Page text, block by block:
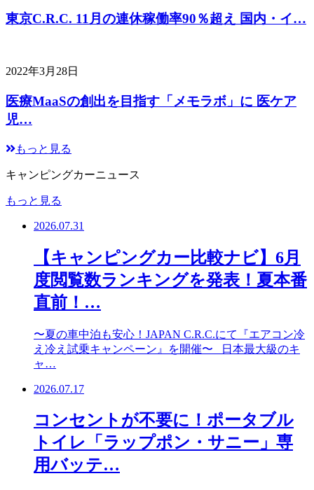
東京C.R.C. 11月の連休稼働率90％超え 国内・イ…
2022年3月28日
医療MaaSの創出を目指す「メモラボ」に 医ケア
児…
もっと見る
キャンピングカーニュース
もっと見る
2026.07.31
【キャンピングカー比較ナビ】6月
度閲覧数ランキングを発表！夏本番
直前！…
〜夏の車中泊も安心！JAPAN C.R.C.にて『エアコン冷
え冷え試乗キャンペーン』を開催〜 日本最大級のキ
ャ…
2026.07.17
コンセントが不要に！ポータブル
トイレ「ラップポン・サニー」専
用バッテ…